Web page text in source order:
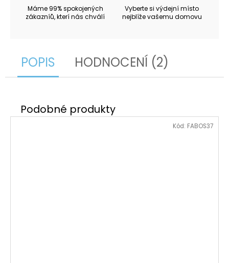
Máme 99% spokojených
zákazníů, kterí nás chválí
Vyberte si výdejní místo
nejblíže vašemu domovu
POPIS HODNOCENÍ (2)
Kód: FABOS37